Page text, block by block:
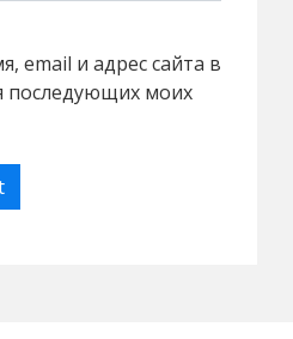
email и адрес сайта в
последующих моих